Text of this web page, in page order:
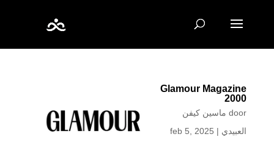
Glamour Magazine
2000
door ماسين كيفن
العبيدي |
feb 5, 2025